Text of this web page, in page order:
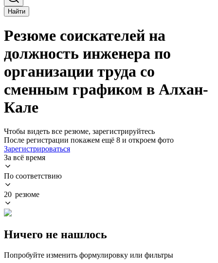
Найти
Резюме соискателей на
должность инженера по
организации труда со
сменным графиком в Алхан-
Кале
Чтобы видеть все резюме, зарегистрируйтесь
После регистрации покажем ещё 8 и откроем фото
Зарегистрироваться
За всё время
По соответствию
20 резюме
Ничего не нашлось
Попробуйте изменить формулировку или фильтры